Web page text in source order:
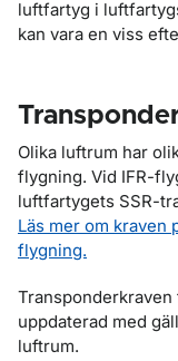
luftfartyg i
kan vara en viss
Olika luftrum har
flygning. Vid IFR-
luftfartygets SSR-
Läs mer om kraven
flygning.
Transponderkraven
uppdaterad med
luftrum.